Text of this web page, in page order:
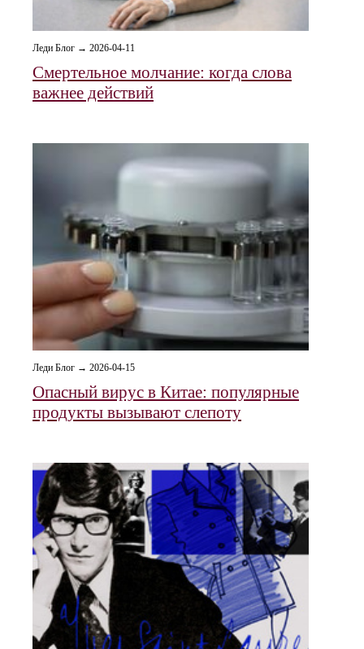
Леди Блог → 2026-04-11
Смертельное молчание: когда слова
важнее действий
Леди Блог → 2026-04-15
Опасный вирус в Китае: популярные
продукты вызывают слепоту